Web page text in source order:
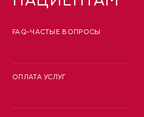
FAQ-ЧАСТЫЕ ВОПРОСЫ
ОПЛАТА УСЛУГ